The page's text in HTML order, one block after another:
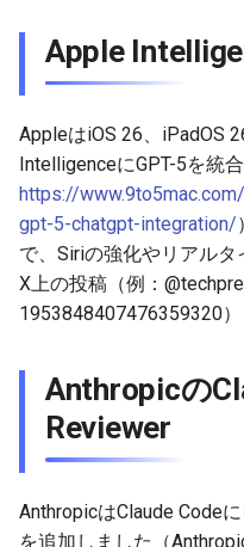
2026-04-18
2026-04-17
2026-04-16
2026-04-15
2026-04-14
2026-04-13
2026-04-12
2026-04-11
2026-04-10
Apple
AppleはiOS 26、iPadOS
IntelligenceにGPT-5を統
https://
gpt-5-chatgpt-integration/
で、Siriの強化やリアルタ
X上の投稿（例：
1953848407476359320
Anthropicの
Reviewer
AnthropicはClaude Code
を追加しました（